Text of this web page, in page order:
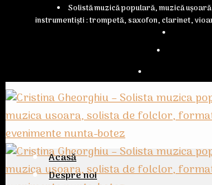
Solistă muzică populară, muzică
instrumentiști : trompetă, saxofon, clarinet,
Acasă
Despre noi